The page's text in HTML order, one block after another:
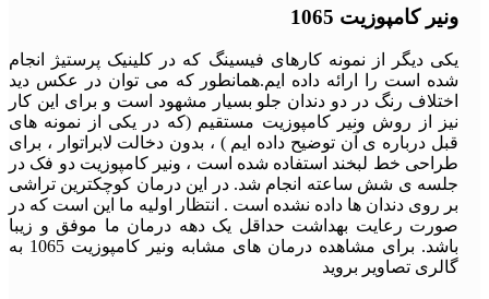
ونیر کامپوزیت 1065
یکی دیگر از نمونه کارهای فیسینگ که در کلینیک پرستیژ انجام
شده است را ارائه داده ایم.همانطور که می توان در عکس دید
اختلاف رنگ در دو دندان جلو بسیار مشهود است و برای این کار
نیز از روش ونیر کامپوزیت مستقیم (که در یکی از نمونه های
قبل درباره ی آن توضیح داده ایم ) ، بدون دخالت لابراتوار ، برای
طراحی خط لبخند استفاده شده است ، ونیر کامپوزیت دو فک در
جلسه ی شش ساعته انجام شد. در این درمان کوچکترین تراشی
بر روی دندان ها داده نشده است . انتظار اولیه ما این است که در
صورت رعایت بهداشت حداقل یک دهه درمان ما موفق و زیبا
باشد. برای مشاهده درمان های مشابه ونیر کامپوزیت 1065 به
گالری تصاویر بروید